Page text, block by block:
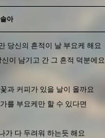
아
당신의 흔적이 날 부요케 해요
이 남기고 간 그 흔적 덕분에요
과 커피가 있을 날이 올까요
를 부요케만 할 수 있다면
가 다 두려워 하는듯 해요